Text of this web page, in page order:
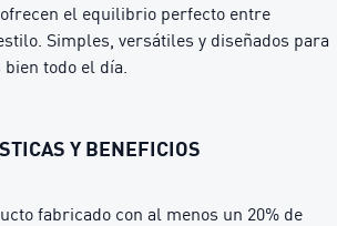
el equilibrio perfecto entre
Simples, versátiles y diseñados para
todo el día.
Y BENEFICIOS
fabricado con al menos un 20% de